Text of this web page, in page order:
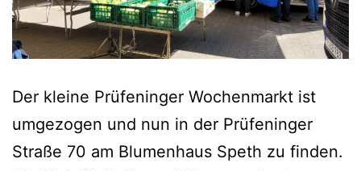
Der kleine Prüfeninger Wochenmarkt ist
umgezogen und nun in der Prüfeninger
Straße 70 am Blumenhaus Speth zu finden.